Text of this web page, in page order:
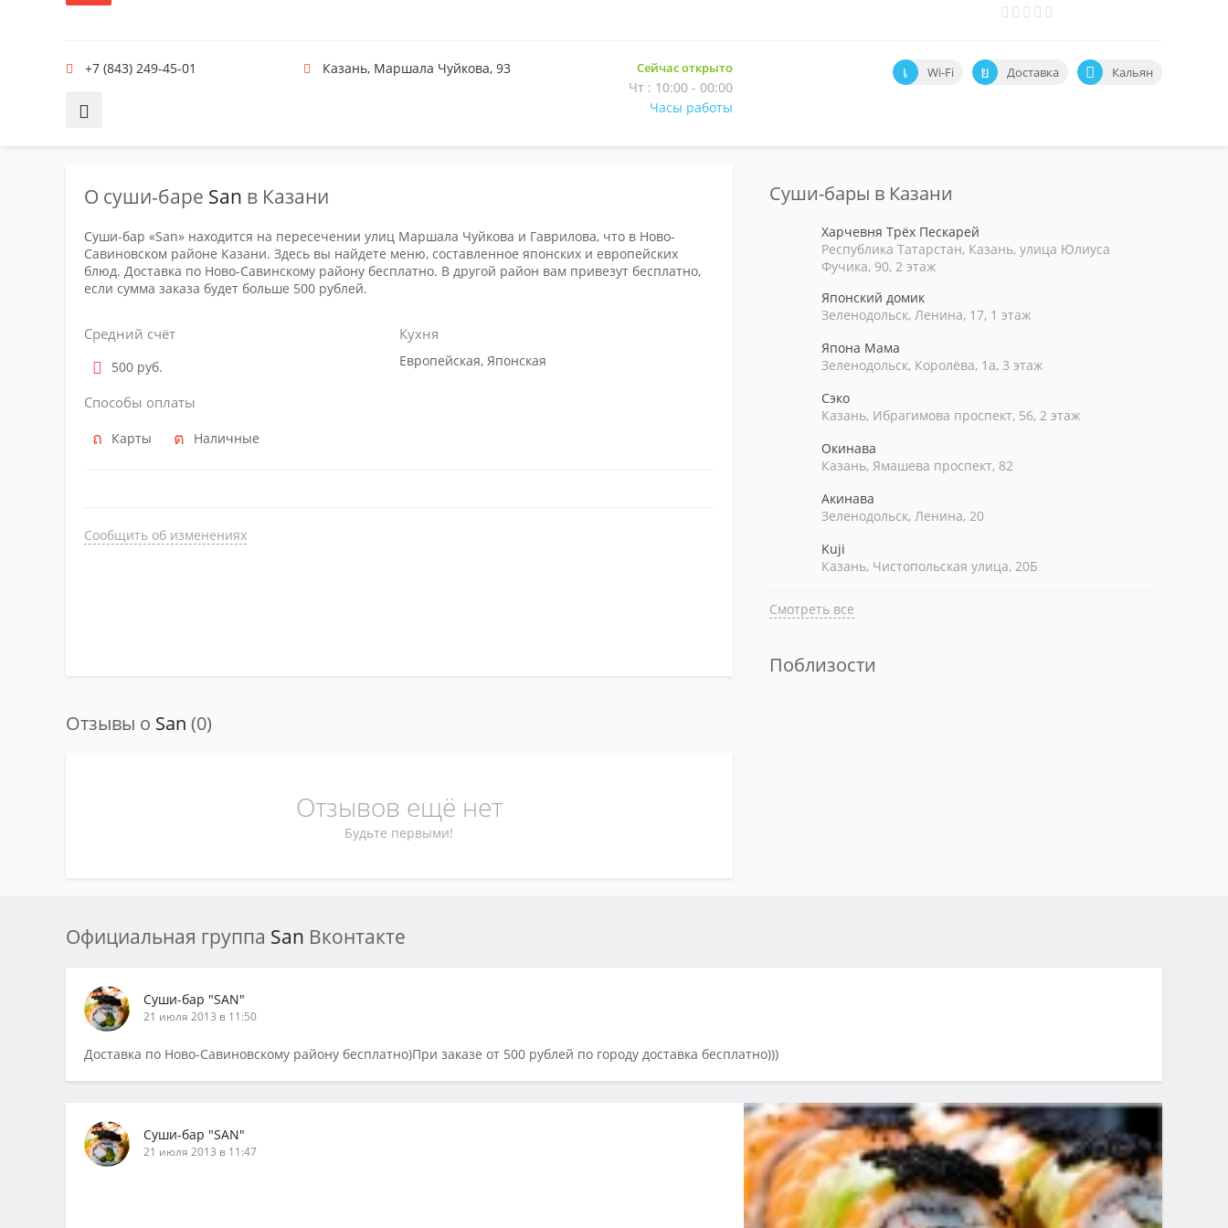
+7 (843) 249-45-01 Казань, Маршала Чуйкова, 93 Сейчас открыто
Чт : 10:00 - 00:00
Часы работы
Wi-Fi Доставка Кальян
О суши-баре San в Казани
Суши-бар «San» находится на пересечении улиц Маршала Чуйкова и Гаврилова, что в Ново-
Савиновском районе Казани. Здесь вы найдете меню, составленное японских и европейских
блюд. Доставка по Ново-Савинскому району бесплатно. В другой район вам привезут бесплатно,
если сумма заказа будет больше 500 рублей.
Средний счёт
500 руб.
Способы оплаты
Карты Наличные
Кухня
Европейская, Японская
Сообщить об изменениях
Суши-бары в Казани
Харчевня Трёх Пескарей
Республика Татарстан, Казань, улица Юлиуса
Фучика, 90, 2 этаж
Японский домик
Зеленодольск, Ленина, 17, 1 этаж
Япона Мама
Зеленодольск, Королёва, 1а, 3 этаж
Сэко
Казань, Ибрагимова проспект, 56, 2 этаж
Окинава
Казань, Ямашева проспект, 82
Акинава
Зеленодольск, Ленина, 20
Kuji
Казань, Чистопольская улица, 20Б
Смотреть все
Поблизости
Отзывы о San (0)
Отзывов ещё нет
Будьте первыми!
Официальная группа San Вконтакте
Суши-бар "SAN"
21 июля 2013 в 11:50
Доставка по Ново-Савиновскому району бесплатно)При заказе от 500 рублей по городу доставка бесплатно)))
Суши-бар "SAN"
21 июля 2013 в 11:47